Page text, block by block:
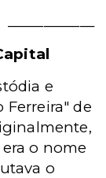
e
Ferreira" de
o nome
o